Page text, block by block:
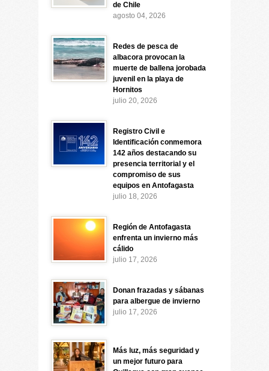
de Chile
agosto 04, 2026
Redes de pesca de
albacora provocan la
muerte de ballena jorobada
juvenil en la playa de
Hornitos
julio 20, 2026
Registro Civil e
Identificación conmemora
142 años destacando su
presencia territorial y el
compromiso de sus
equipos en Antofagasta
julio 18, 2026
Región de Antofagasta
enfrenta un invierno más
cálido
julio 17, 2026
Donan frazadas y sábanas
para albergue de invierno
julio 17, 2026
Más luz, más seguridad y
un mejor futuro para